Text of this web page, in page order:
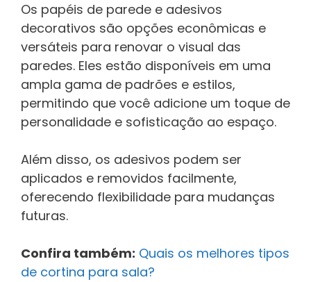
Os papéis de parede e adesivos
decorativos são opções econômicas e
versáteis para renovar o visual das
paredes. Eles estão disponíveis em uma
ampla gama de padrões e estilos,
permitindo que você adicione um toque de
personalidade e sofisticação ao espaço.
Além disso, os adesivos podem ser
aplicados e removidos facilmente,
oferecendo flexibilidade para mudanças
futuras.
Confira também: Quais os melhores tipos
de cortina para sala?